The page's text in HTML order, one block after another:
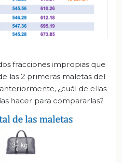
fracciones impropias que
las 2 primeras maletas del
¿cuál de ellas
hacer para compararlas?